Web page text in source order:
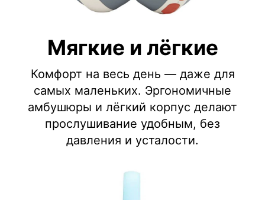
Мягкие и лёгкие
Комфорт на весь день — даже для
самых маленьких. Эргономичные
амбушюры и лёгкий корпус делают
прослушивание удобным, без
давления и усталости.